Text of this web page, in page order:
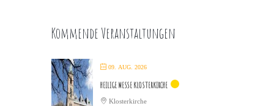
Kommende Veranstaltungen
09. AUG. 2026
HEILIGE MESSE KLOSTERKIRCHE
Klosterkirche